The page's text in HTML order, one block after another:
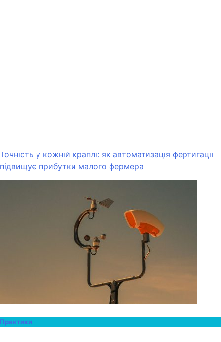
Точність у кожній краплі: як автоматизація фертигації
підвищує прибутки малого фермера
Практики